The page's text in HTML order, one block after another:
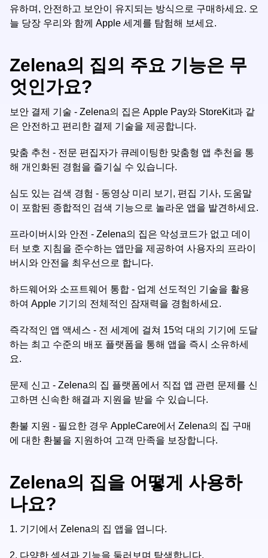
유하며, 안전하고 보안이 유지되는 방식으로 구매하세요. 오
늘 당장 우리와 함께 Apple 세계를 탐험해 보세요.
Zelena의 집의 주요 기능은 무
엇인가요?
보안 결제 기술 - Zelena의 집은 Apple Pay와 StoreKit과 같
은 안전하고 편리한 결제 기술을 제공합니다.
맞춤 추천 - 전문 편집자가 큐레이팅한 맞춤형 앱 추천을 통
해 개인화된 경험을 즐기실 수 있습니다.
심도 있는 검색 경험 - 동영상 미리 보기, 편집 기사, 도움말
이 포함된 종합적인 검색 기능으로 놀라운 앱을 발견하세요.
프라이버시와 안전 - Zelena의 집은 악성코드가 없고 데이
터 보호 지침을 준수하는 앱만을 제공하여 사용자의 프라이
버시와 안전을 최우선으로 합니다.
하드웨어와 소프트웨어 통합 - 업계 선도적인 기술을 활용
하여 Apple 기기의 전체적인 잠재력을 경험하세요.
즉각적인 앱 액세스 - 전 세계에 걸쳐 15억 대의 기기에 도달
하는 최고 수준의 배포 플랫폼을 통해 앱을 즉시 소유하세
요.
문제 신고 - Zelena의 집 플랫폼에서 직접 앱 관련 문제를 신
고하면 신속한 해결과 지원을 받을 수 있습니다.
환불 지원 - 필요한 경우 AppleCare에서 Zelena의 집 구매
에 대한 환불을 지원하여 고객 만족을 보장합니다.
Zelena의 집을 어떻게 사용하
나요?
1. 기기에서 Zelena의 집 앱을 엽니다.
2. 다양한 섹션과 기능을 둘러보며 탐색합니다.